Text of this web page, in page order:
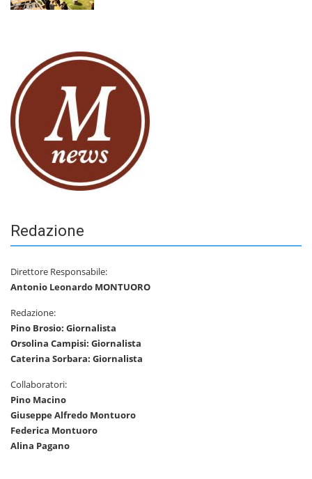
Redazione
Direttore Responsabile:
Antonio Leonardo MONTUORO
Redazione:
Pino Brosio: Giornalista
Orsolina Campisi: Giornalista
Caterina Sorbara: Giornalista
Collaboratori:
Pino Macino
Giuseppe Alfredo Montuoro
Federica Montuoro
Alina Pagano